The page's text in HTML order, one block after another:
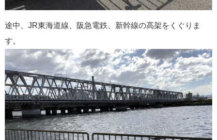
途中、JR東海道線、阪急電鉄、新幹線の高架をくぐりま
す。